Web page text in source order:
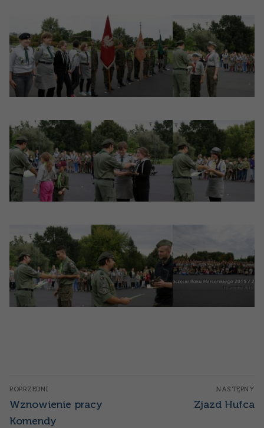
Nawigacja
wpisu
POPRZEDNI
Poprzedni
wpis:
Wznowienie pracy
Komendy
NASTĘPNY
Następny
Zjazd Hufca